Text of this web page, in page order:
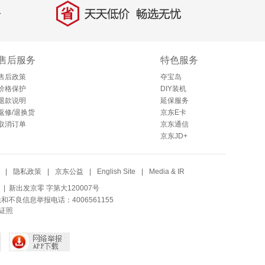
省 天天低价，畅选无忧
后服务
后政策
格保护
款说明
修/退换货
消订单
特色服务
夺宝岛
DIY装机
延保服务
京东E卡
京东通信
京东JD+
隐私政策 京东公益 English Site Media & IR
| 新出发京零 字第大120007号
不良信息举报电话：4006561155
照